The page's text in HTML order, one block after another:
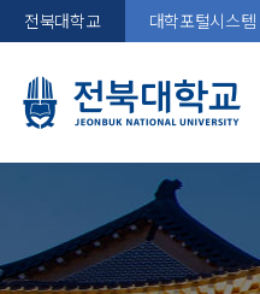
전북대학교 대학포털시스템